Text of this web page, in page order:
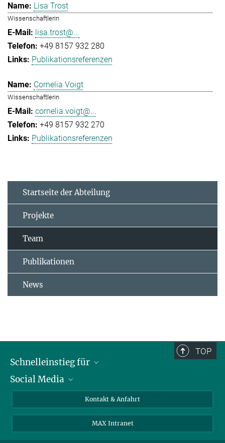
Lisa Trost
Wissenschaftlerin
lisa.trost@...
+49 8157 932 280
Publikationsreferenzen
Cornelia Voigt
Wissenschaftlerin
cornelia.voigt@...
+49 8157 932 270
Publikationsreferenzen
Startseite der Abteilung
Projekte
Team
Publikationen
News
TOP
Schnelleinstieg für
Journalist*innen
Social Media
LinkedIn
Kontakt & Anfahrt
MAX Intranet